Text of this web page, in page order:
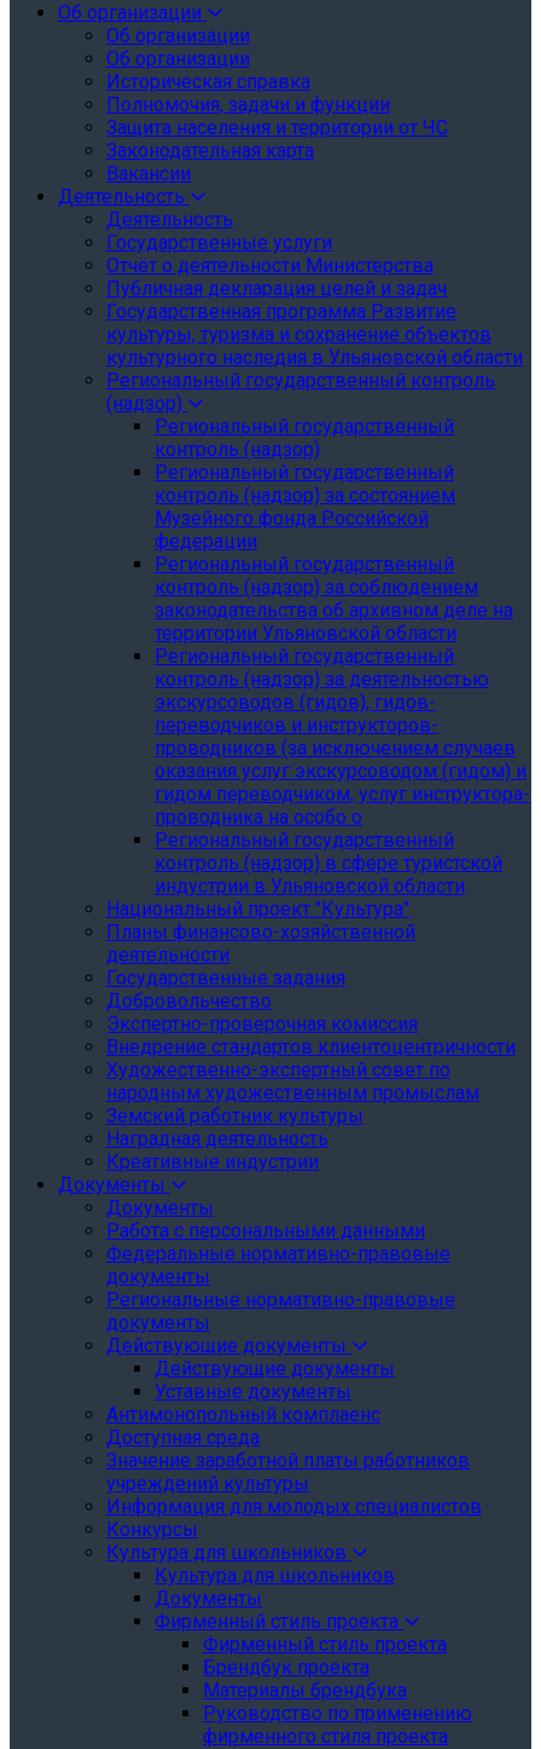
Об организации
Об организации
Об организации
Историческая справка
Полномочия, задачи и функции
Защита населения и территории от ЧС
Законодательная карта
Вакансии
Деятельность
Деятельность
Государственные услуги
Отчёт о деятельности Министерства
Публичная декларация целей и задач
Государственная программа Развитие
культуры, туризма и сохранение объектов
культурного наследия в Ульяновской области
Региональный государственный контроль
(надзор)
Региональный государственный
контроль (надзор)
Региональный государственный
контроль (надзор) за состоянием
Музейного фонда Российской
федерации
Региональный государственный
контроль (надзор) за соблюдением
законодательства об архивном деле на
территории Ульяновской области
Региональный государственный
контроль (надзор) за деятельностью
экскурсоводов (гидов), гидов-
переводчиков и инструкторов-
проводников (за исключением случаев
оказания услуг экскурсоводом (гидом) и
гидом переводчиком, услуг инструктора-
проводника на особо о
Региональный государственный
контроль (надзор) в сфере туристской
индустрии в Ульяновской области
Национальный проект "Культура"
Планы финансово-хозяйственной
деятельности
Государственные задания
Добровольчество
Экспертно-проверочная комиссия
Внедрение стандартов клиентоцентричности
Художественно-экспертный совет по
народным художественным промыслам
Земский работник культуры
Наградная деятельность
Креативные индустрии
Документы
Документы
Работа с персональными данными
Федеральные нормативно-правовые
документы
Региональные нормативно-правовые
документы
Действующие документы
Действующие документы
Уставные документы
Антимонопольный комплаенс
Доступная среда
Значение заработной платы работников
учреждений культуры
Информация для молодых специалистов
Конкурсы
Культура для школьников
Культура для школьников
Документы
Фирменный стиль проекта
Фирменный стиль проекта
Брендбук проекта
Материалы брендбука
Руководство по применению
фирменного стиля проекта